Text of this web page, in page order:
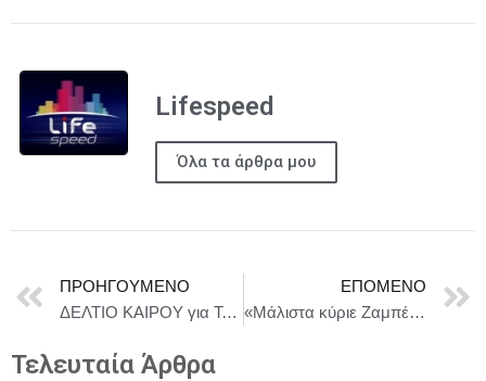
Lifespeed
Όλα τα άρθρα μου
ΠΡΟΗΓΟΎΜΕΝΟ
ΔΕΛΤΙΟ ΚΑΙΡΟΥ για Τετάρτη 18/6
ΕΠΌΜΕΝΟ
«Μάλιστα κύριε Ζαμπέτα»: Μια θριαμβευτική πρεμιέρα που καταχειροκροτήθηκε στο ΔΕΗ Θέατρο Άλσος!
Τελευταία Άρθρα